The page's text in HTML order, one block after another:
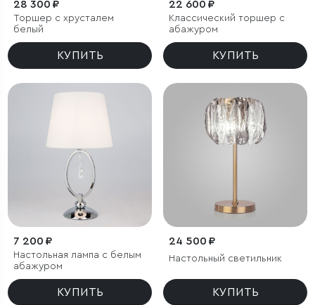
28 300 ₽
Торшер с хрусталем
белый
КУПИТЬ
22 600 ₽
Классический торшер с
абажуром
КУПИТЬ
7 200 ₽
Настольная лампа с белым
абажуром
КУПИТЬ
24 500 ₽
Настольный светильник
КУПИТЬ